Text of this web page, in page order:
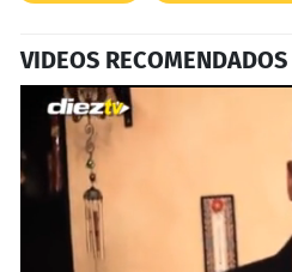
VIDEOS RECOMENDADOS